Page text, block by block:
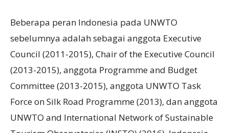
Beberapa peran Indonesia pada UNWTO
sebelumnya adalah sebagai anggota Executive
Council (2011-2015), Chair of the Executive Council
(2013-2015), anggota Programme and Budget
Committee (2013-2015), anggota UNWTO Task
Force on Silk Road Programme (2013), dan anggota
UNWTO and International Network of Sustainable